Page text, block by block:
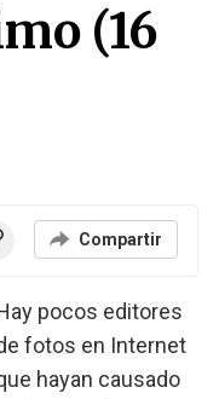
(16
Compartir
pocos editores
fotos en Internet
hayan causado